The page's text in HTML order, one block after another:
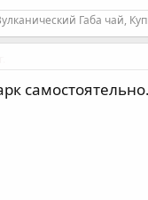
Габа чай,